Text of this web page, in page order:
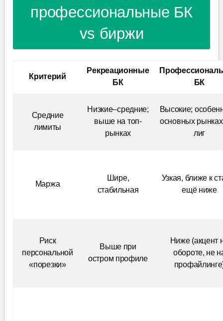
профессиональные БК
vs биржи
Критерий
Рекреационные
БК
БК
Средние
лимиты
Низкие–средние;
выше на топ-
рынках
Высокие;
основных
лиг
Маржа
Шире,
стабильная
Узкая, ближе к
ещё ниже
Риск
персональной
«порезки»
Выше при
остром профиле
Ниже (акцент
обороте, не